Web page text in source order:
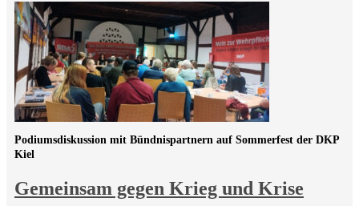
Gemeinsam gegen Krieg und Krise
Podiumsdiskussion mit Bündnispartnern auf Sommerfest der DKP
Kiel